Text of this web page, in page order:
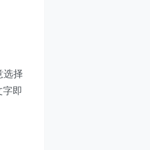
选择
字即